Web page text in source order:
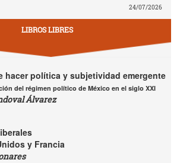
24/07/2026
LIBROS LIBRES
hacer política y subjetividad emergente
del régimen político de México en el siglo XXI
Álvarez
y Francia